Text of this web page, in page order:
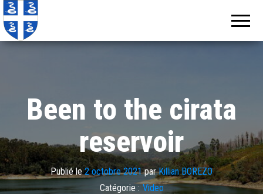
Been to the cirata
reservoir
Publié le2 octobre 2021parKillian BOREZO
Catégorie : Video